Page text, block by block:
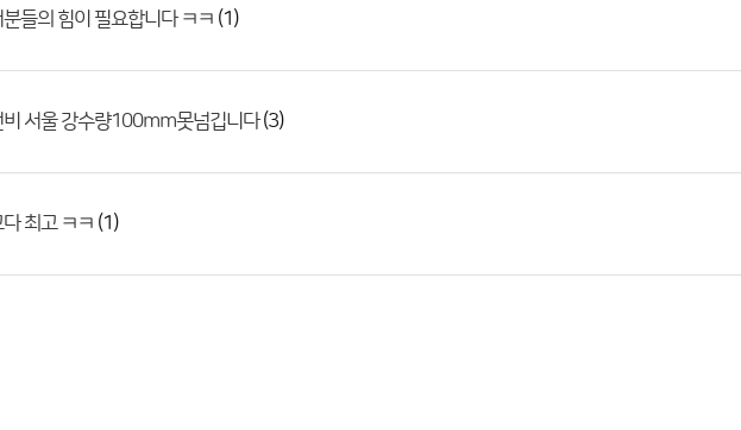
분들의 힘이 필요합니다 ㅋㅋ (1)
비 서울 강수량100mm못넘깁니다(3)
최고 ㅋㅋ (1)